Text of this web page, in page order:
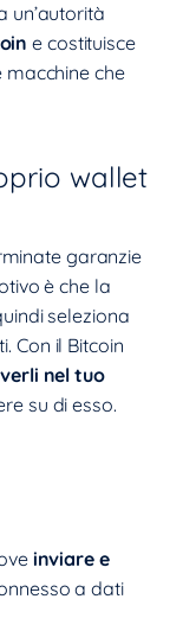
un’autorità
e costituisce
che
wallet
garanzie
è che la
seleziona
Con il Bitcoin
nel tuo
su di esso.
inviare e
a dati